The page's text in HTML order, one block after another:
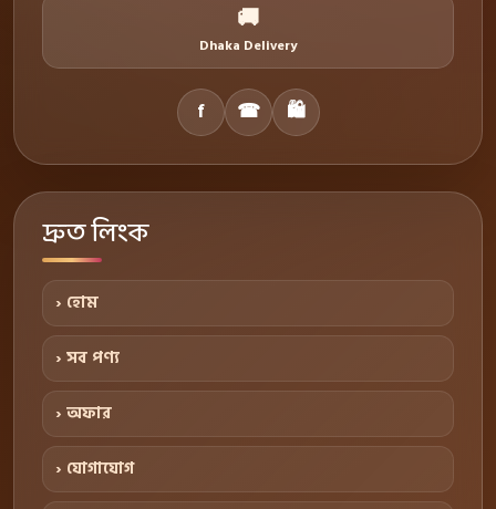
🚚
Dhaka Delivery
f ☎ 🛍
দ্রুত লিংক
› হোম
› সব পণ্য
› অফার
› যোগাযোগ